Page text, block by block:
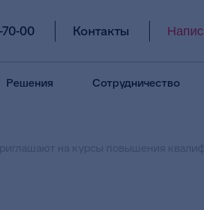
00 Контакты
Решения Сотрудничество